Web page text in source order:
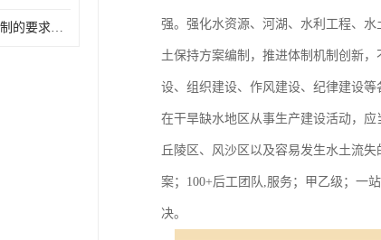
可行性研究报告编制的要求？什么是可行性研究报告？ 强。强化水资源、河湖、水利工程、
土保持方案编制，推进体制机制创新
设、组织建设、作风建设、纪律建设等
在干旱缺水地区从事生产建设活动，
丘陵区、风沙区以及容易发生水土流
案；100+后工团队,服务；甲乙级；一
决。